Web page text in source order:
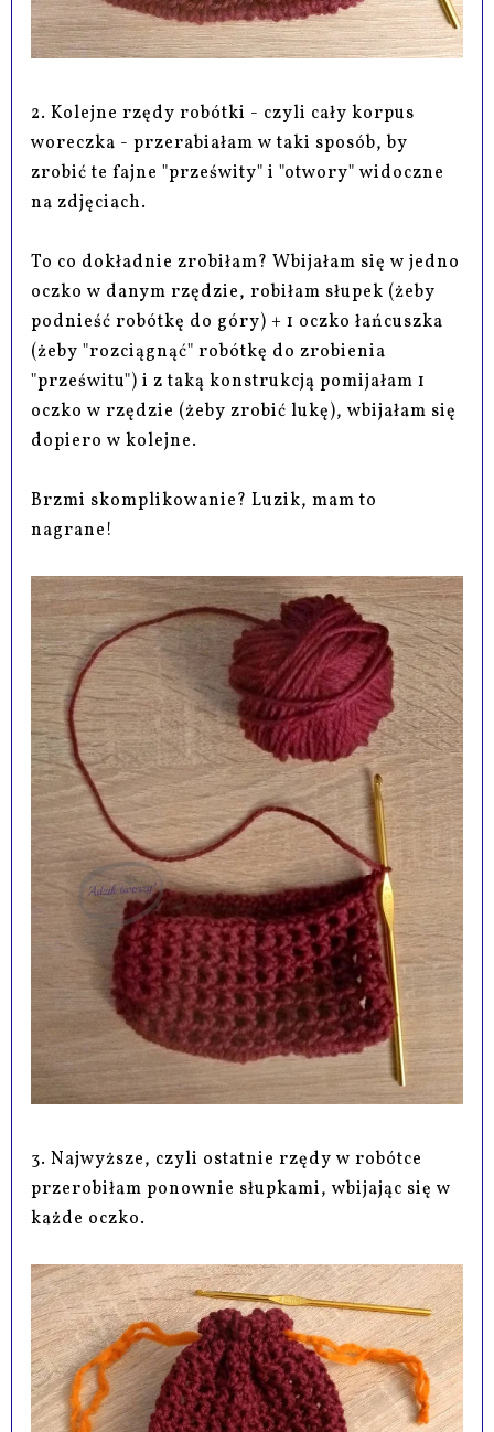
2. Kolejne rzędy robótki - czyli cały korpus
woreczka - przerabiałam w taki sposób, by
zrobić te fajne "prześwity" i "otwory" widoczne
na zdjęciach.
To co dokładnie zrobiłam? Wbijałam się w jedno
oczko w danym rzędzie, robiłam słupek (żeby
podnieść robótkę do góry) + 1 oczko łańcuszka
(żeby "rozciągnąć" robótkę do zrobienia
"prześwitu") i z taką konstrukcją pomijałam 1
oczko w rzędzie (żeby zrobić lukę), wbijałam się
dopiero w kolejne.
Brzmi skomplikowanie? Luzik, mam to
nagrane!
3. Najwyższe, czyli ostatnie rzędy w robótce
przerobiłam ponownie słupkami, wbijając się w
każde oczko.